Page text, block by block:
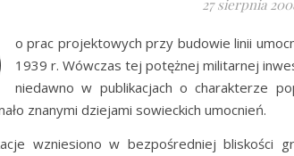
27 sierpnia
o prac projektowych przy budowie linii
1939 r. Wówczas tej potężnej militarnej
niedawno w publikacjach o charakterze
znanymi dziejami sowieckich umocnień.
wzniesiono w bezpośredniej bliskości